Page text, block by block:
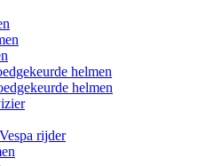
helmen
helmen
rijder